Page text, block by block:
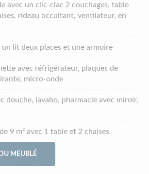
avec un clic-clac 2 couchages, table
rideau occultant, ventilateur, en
un lit deux places et une armoire
avec réfrigérateur, plaques de
micro-onde
douche, lavabo, pharmacie avec miroir,
9 m² avec 1 table et 2 chaises
MEUBLÉ